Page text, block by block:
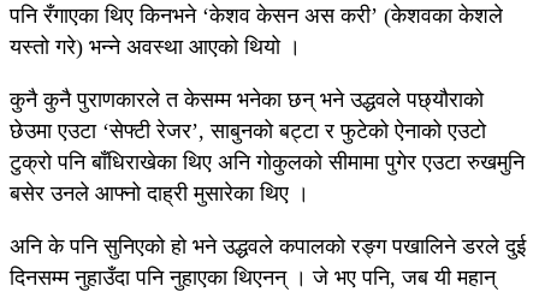
पनि रँगाएका थिए किनभने ‘केशव केसन अस करी’ (केशवका केशले
यस्तो गरे) भन्ने अवस्था आएको थियो ।
कुनै कुनै पुराणकारले त केसम्म भनेका छन् भने उद्धवले पछ्यौराको
छेउमा एउटा ‘सेफ्टी रेजर’, साबुनको बट्टा र फुटेको ऐनाको एउटो
टुक्रो पनि बाँधिराखेका थिए अनि गोकुलको सीमामा पुगेर एउटा रुखमुनि
बसेर उनले आफ्नो दाह्री मुसारेका थिए ।
अनि के पनि सुनिएको हो भने उद्धवले कपालको रङ्ग पखालिने डरले दुई
दिनसम्म नुहाउँदा पनि नुहाएका थिएनन् । जे भए पनि, जब यी महान्